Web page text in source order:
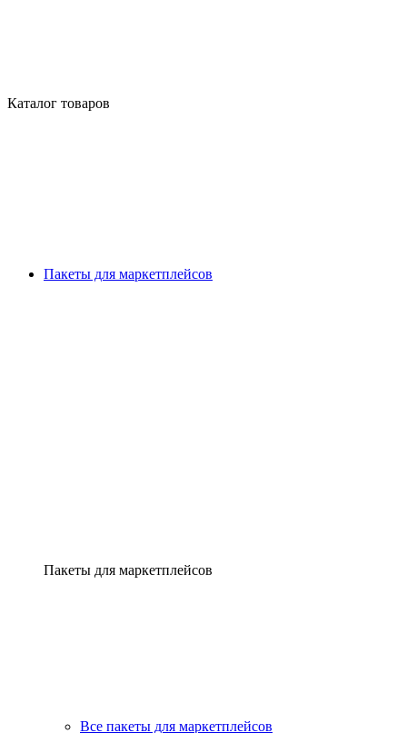
Каталог товаров
Пакеты для маркетплейсов
Пакеты для маркетплейсов
Все пакеты для маркетплейсов